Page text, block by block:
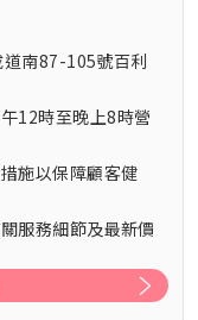
南87-105號百利
12時至晚上8時營
施以保障顧客健
服務細節及最新價